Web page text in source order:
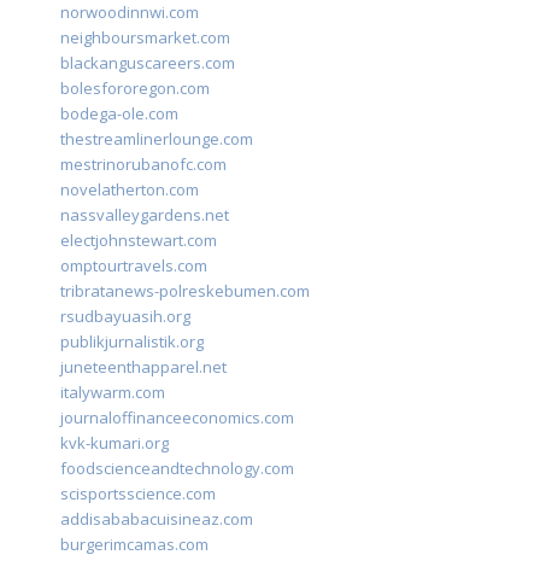
norwoodinnwi.com
neighboursmarket.com
blackanguscareers.com
bolesfororegon.com
bodega-ole.com
thestreamlinerlounge.com
mestrinorubanofc.com
novelatherton.com
nassvalleygardens.net
electjohnstewart.com
omptourtravels.com
tribratanews-polreskebumen.com
rsudbayuasih.org
publikjurnalistik.org
juneteenthapparel.net
italywarm.com
journaloffinanceeconomics.com
kvk-kumari.org
foodscienceandtechnology.com
scisportsscience.com
addisababacuisineaz.com
burgerimcamas.com